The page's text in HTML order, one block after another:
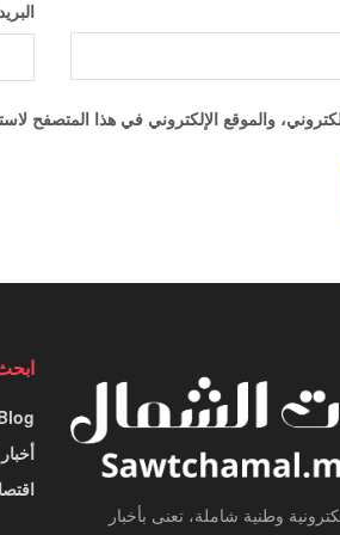
والموقع الإلكتروني في هذا المتصفح
وطنية شاملة، تعنى بأخبار